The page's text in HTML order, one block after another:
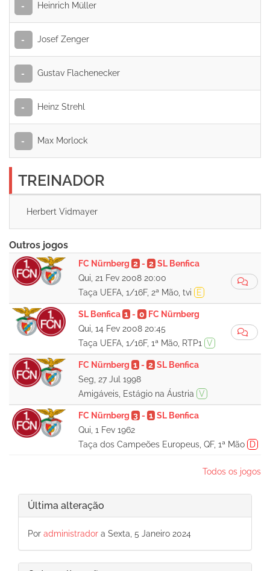
- Heinrich Müller
- Josef Zenger
- Gustav Flachenecker
- Heinz Strehl
- Max Morlock
TREINADOR
Herbert Vidmayer
Outros jogos
FC Nürnberg 2- 2 SL Benfica
Qui, 21 Fev 2008 20:00
Taça UEFA, 1/16F, 2ª Mão, tvi
E
SL Benfica 1- 0
FC Nürnberg
Qui, 14 Fev 2008 20:45
Taça UEFA, 1/16F, 1ª Mão, RTP1
V
FC Nürnberg 1- 2 SL Benfica
Seg, 27 Jul 1998
Amigáveis, Estágio na Áustria V
FC Nürnberg 3- 1 SL Benfica
Qui, 1 Fev 1962
Taça dos Campeões Europeus, QF, 1ª Mão
D
Todos os jogos
Última alteração
Por administrador a Sexta, 5 Janeiro 2024